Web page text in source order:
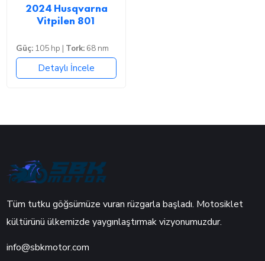
2024 Husqvarna
Vitpilen 801
Güç: 105 hp | Tork: 68 nm
Detaylı İncele
Tüm tutku göğsümüze vuran rüzgarla başladı. Motosiklet
kültürünü ülkemizde yaygınlaştırmak vizyonumuzdur.
info@sbkmotor.com